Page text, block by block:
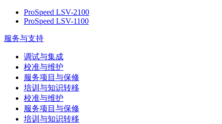
ProSpeed LSV-2100
ProSpeed LSV-1100
服务与支持
调试与集成
校准与维护
服务项目与保修
培训与知识转移
校准与维护
服务项目与保修
培训与知识转移